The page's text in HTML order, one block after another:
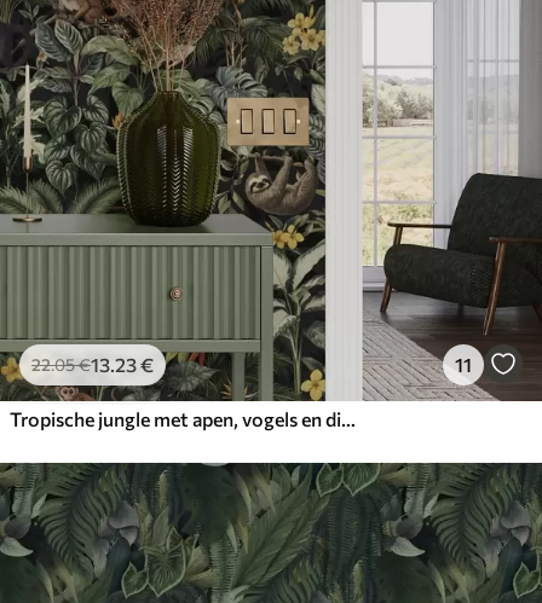
22.05€13.23€ 11
Tropische jungle met apen, vogels en dicht gebladerte